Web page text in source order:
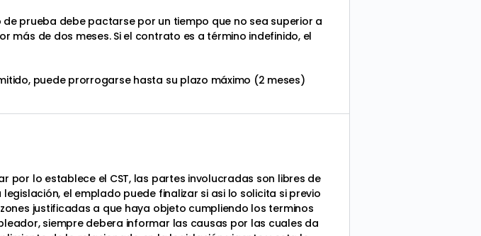
prueba debe pactarse por un tiempo que no sea superior a
de dos meses. Si el contrato es a término indefinido, el
puede prorrogarse hasta su plazo máximo (2 meses)
lo establece el CST, las partes involucradas son libres de
el emplado puede finalizar si asi lo solicita si previo
justificadas a que haya objeto cumpliendo los terminos
siempre debera informar las causas por las cuales da